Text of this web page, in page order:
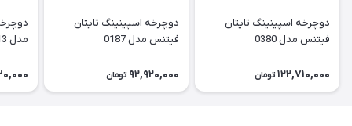
دوچرخه اسپینینگ تایتان
فیتنس مدل 0380
122,710,000 تومان
دوچرخه اسپینینگ تایتان
فیتنس مدل 0187
92,920,000 تومان
مدل 96613